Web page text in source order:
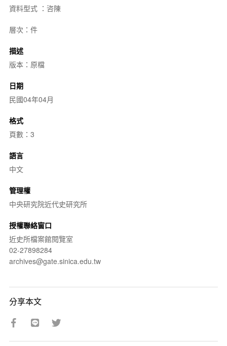
資料型式 ：咨陳
層次：件
描述
版本：原檔
日期
民國04年04月
格式
頁數：3
語言
中文
管理權
中央研究院近代史研究所
授權聯絡窗口
近史所檔案館閱覽室
02-27898284
archives@gate.sinica.edu.tw
分享本文